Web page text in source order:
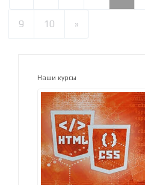
9 10 »
Наши курсы